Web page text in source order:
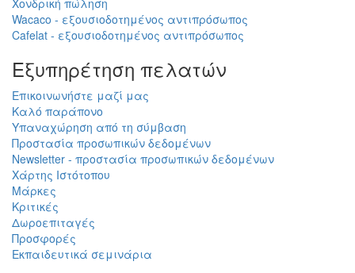
Χονδρική πώληση
Wacaco - εξουσιοδοτημένος αντιπρόσωπος
Cafelat - εξουσιοδοτημένος αντιπρόσωπος
Εξυπηρέτηση πελατών
Επικοινωνήστε μαζί μας
Καλό παράπονο
Υπαναχώρηση από τη σύμβαση
Προστασία προσωπικών δεδομένων
Newsletter - προστασία προσωπικών δεδομένων
Χάρτης Ιστότοπου
Μάρκες
Κριτικές
Δωροεπιταγές
Προσφορές
Εκπαιδευτικά σεμινάρια